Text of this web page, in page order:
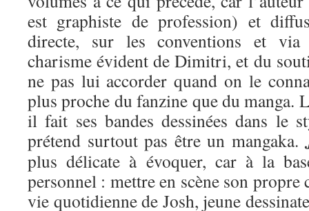
est graphiste de profession) et
directe, sur les conventions et
charisme évident de Dimitri, et du
ne pas lui accorder quand on le
plus proche du fanzine que du manga.
il fait ses bandes dessinées dans le
prétend surtout pas être un mangaka.
plus délicate à évoquer, car à la
personnel : mettre en scène son
vie quotidienne de Josh, jeune